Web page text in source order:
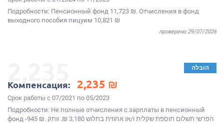
Подробности: Пенсионный фонд 11,723 ₪. Отчисления в фонд
выходного пособия пицуим 10,821 ₪
проверено 29/07/2026
הובלה
Компенсация: 2,235 ₪
Срок работы с 07/2021 по 05/2023
Подробности: Не полные отчисления с зарплаты в пенсионный
фонд -945 ₪. הפרשי תשלום תוספת שקלית ו/או אחוזית בתלוש 3,180 ₪. וותק